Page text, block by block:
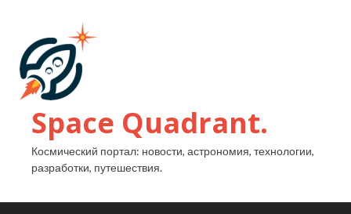
Space Quadrant.
Космический портал: новости, астрономия, технологии,
разработки, путешествия.